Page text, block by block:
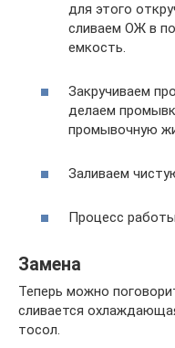
для этого
сливаем ОЖ в
емкость.
Закручиваем
делаем
промывочную
Заливаем
Процесс
Замена
Теперь можно
сливается
тосол.